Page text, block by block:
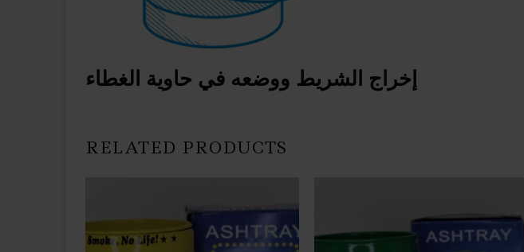
إخراج الشريط ووضعه في حاوية الغطاء
RELATED PRODUCTS